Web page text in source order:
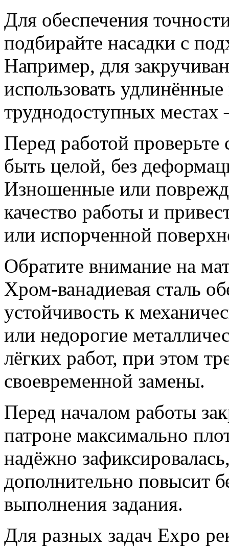
Для обеспечения
подбирайте насадки с
Например, для
использовать
труднодоступных местах
Перед работой
быть целой, без
Изношенные или
качество работы и
или испорченной
Обратите внимание на
Хром-ванадиевая сталь
устойчивость к
или недорогие
лёгких работ, при этом
своевременной замены.
Перед началом работы
патроне максимально
надёжно
дополнительно повысит
выполнения задания.
Для разных задач Expo